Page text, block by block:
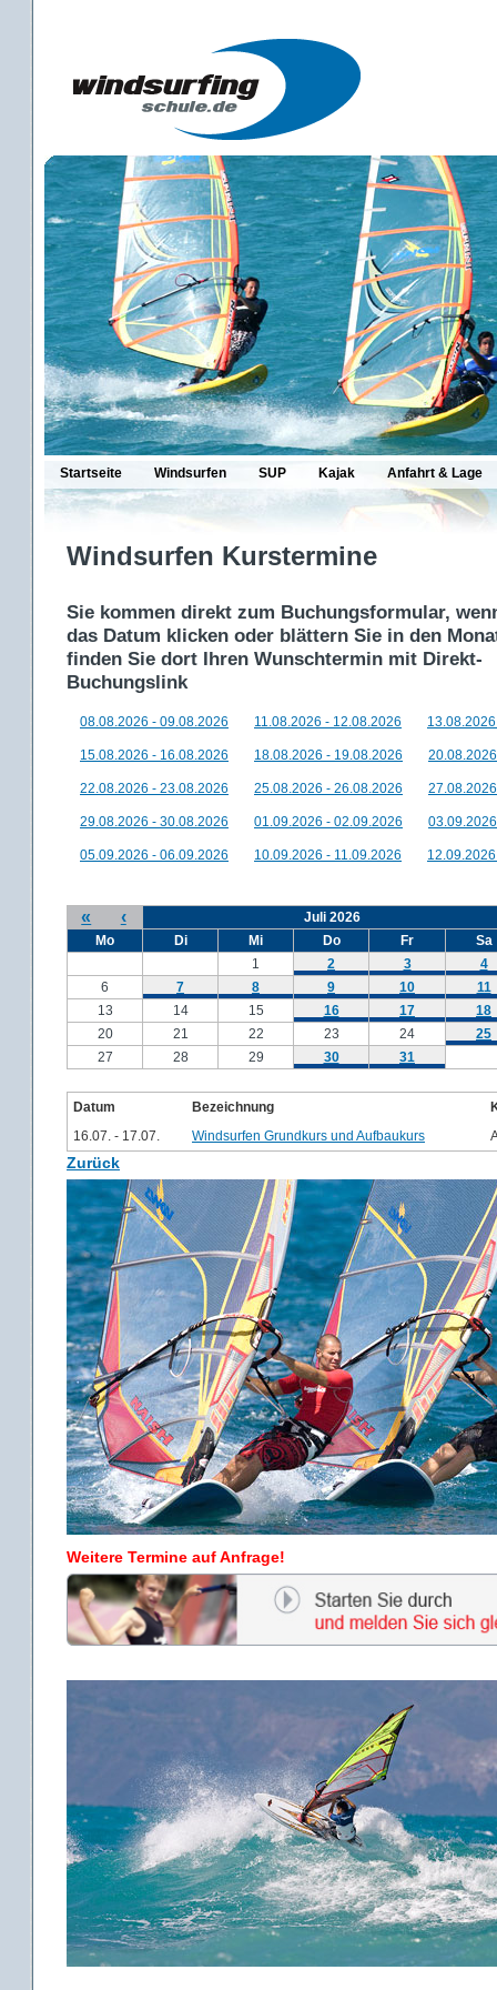
Startseite Windsurfen SUP Kajak Anfahrt & Lage
Windsurfen Kurstermine
Sie kommen direkt zum Buchungsformular,
das Datum klicken oder blättern Sie in den
finden Sie dort Ihren Wunschtermin mit Direkt-
Buchungslink
08.08.2026 - 09.08.2026 11.08.2026 - 12.08.2026
15.08.2026 - 16.08.2026 18.08.2026 - 19.08.2026
22.08.2026 - 23.08.2026 25.08.2026 - 26.08.2026
29.08.2026 - 30.08.2026 01.09.2026 - 02.09.2026
05.09.2026 - 06.09.2026 10.09.2026 - 11.09.2026
« ‹
Juli 2026
Mo
Di Mi Do Fr
Sa
1
2 3
4
6
7 8 9 10
11
13
14 15 16 17
18
20
21 22 23 24
25
27
28 29 30 31
Datum Bezeichnung
16.07. - 17.07.
Windsurfen Grundkurs und Aufbaukurs
Zurück
Weitere Termine auf Anfrage!